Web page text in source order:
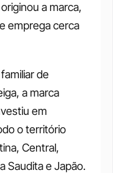
a marca,
emprega cerca
de
a marca
em
o território
Central,
Saudita e Japão.